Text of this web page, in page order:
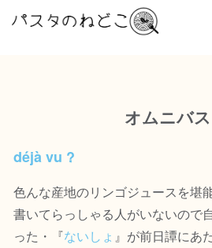
オムニバ
déjà vu ?
色んな産地のリンゴジュースを堪
書いてらっしゃる人がいないので
った・『ないしょ 』が前日譚にあ